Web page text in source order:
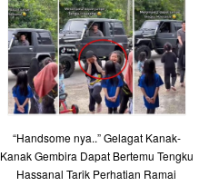
“Handsome nya..” Gelagat Kanak-
Kanak Gembira Dapat Bertemu Tengku
Hassanal Tarik Perhatian Ramai